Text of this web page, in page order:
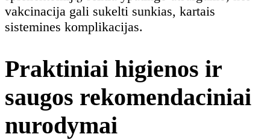
vakcinacija gali sukelti sunkias, kartais
sistemines komplikacijas.
Praktiniai higienos ir
saugos rekomendaciniai
nurodymai